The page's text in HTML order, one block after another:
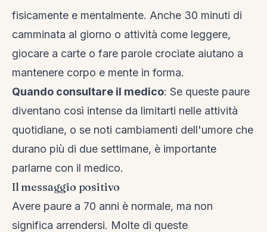
fisicamente e mentalmente. Anche 30 minuti di
camminata al giorno o attività come leggere,
giocare a carte o fare parole crociate aiutano a
mantenere corpo e mente in forma.
Quando consultare il medico: Se queste paure
diventano così intense da limitarti nelle attività
quotidiane, o se noti cambiamenti dell'umore che
durano più di due settimane, è importante
parlarne con il medico.
Il messaggio positivo
Avere paure a 70 anni è normale, ma non
significa arrendersi. Molte di queste